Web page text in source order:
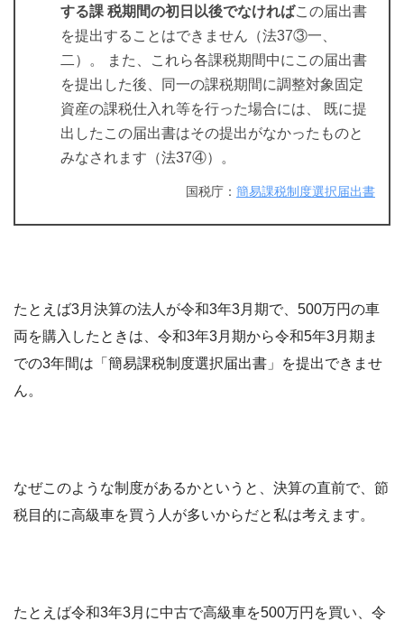
する課 税期間の初日以後でなければこの届出書
を提出することはできません（法37③一、
二）。 また、これら各課税期間中にこの届出書
を提出した後、同一の課税期間に調整対象固定
資産の課税仕入れ等を行った場合には、 既に提
出したこの届出書はその提出がなかったものと
みなされます（法37④）。
国税庁： 簡易課税制度選択届出書
たとえば3月決算の法人が令和3年3月期で、500万円の車
両を購入したときは、令和3年3月期から令和5年3月期ま
での3年間は「簡易課税制度選択届出書」を提出できませ
ん。
なぜこのような制度があるかというと、決算の直前で、節
税目的に高級車を買う人が多いからだと私は考えます。
たとえば令和3年3月に中古で高級車を500万円を買い、令